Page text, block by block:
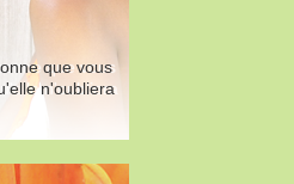
que vous
n'oubliera